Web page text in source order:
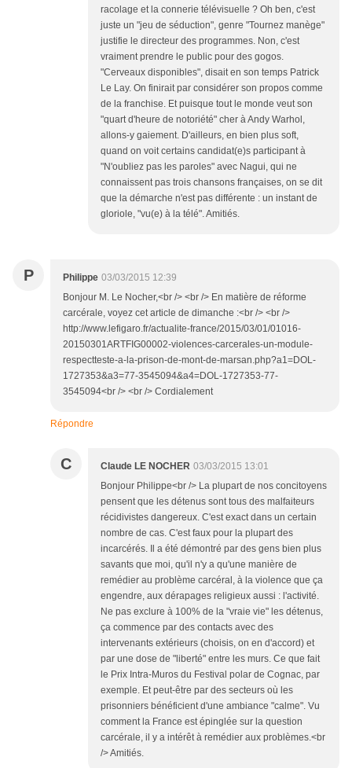
racolage et la connerie télévisuelle ? Oh ben, c'est
juste un "jeu de séduction", genre "Tournez manège"
justifie le directeur des programmes. Non, c'est
vraiment prendre le public pour des gogos.
"Cerveaux disponibles", disait en son temps Patrick
Le Lay. On finirait par considérer son propos comme
de la franchise. Et puisque tout le monde veut son
"quart d'heure de notoriété" cher à Andy Warhol,
allons-y gaiement. D'ailleurs, en bien plus soft,
quand on voit certains candidat(e)s participant à
"N'oubliez pas les paroles" avec Nagui, qui ne
connaissent pas trois chansons françaises, on se dit
que la démarche n'est pas différente : un instant de
gloriole, "vu(e) à la télé". Amitiés.
P Philippe 03/03/2015 12:39
Bonjour M. Le Nocher,<br /> <br /> En matière de réforme
carcérale, voyez cet article de dimanche :<br /> <br />
http://www.lefigaro.fr/actualite-france/2015/03/01/01016-
20150301ARTFIG00002-violences-carcerales-un-module-
respectteste-a-la-prison-de-mont-de-marsan.php?a1=DOL-
1727353&a3=77-3545094&a4=DOL-1727353-77-
3545094<br /> <br /> Cordialement
Répondre
C Claude LE NOCHER 03/03/2015 13:01
Bonjour Philippe<br /> La plupart de nos concitoyens
pensent que les détenus sont tous des malfaiteurs
récidivistes dangereux. C'est exact dans un certain
nombre de cas. C'est faux pour la plupart des
incarcérés. Il a été démontré par des gens bien plus
savants que moi, qu'il n'y a qu'une manière de
remédier au problème carcéral, à la violence que ça
engendre, aux dérapages religieux aussi : l'activité.
Ne pas exclure à 100% de la "vraie vie" les détenus,
ça commence par des contacts avec des
intervenants extérieurs (choisis, on en d'accord) et
par une dose de "liberté" entre les murs. Ce que fait
le Prix Intra-Muros du Festival polar de Cognac, par
exemple. Et peut-être par des secteurs où les
prisonniers bénéficient d'une ambiance "calme". Vu
comment la France est épinglée sur la question
carcérale, il y a intérêt à remédier aux problèmes.<br
/> Amitiés.